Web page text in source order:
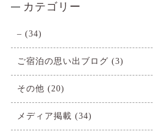
カテゴリー
– (34)
ご宿泊の思い出ブログ (3)
その他 (20)
メディア掲載 (34)